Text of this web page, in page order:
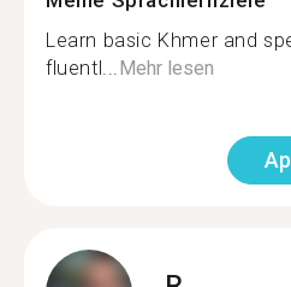
Learn basic Khmer and
fluentl...Mehr lesen